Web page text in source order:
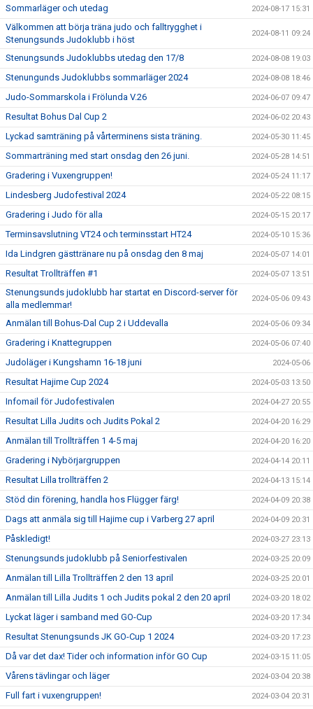
Sommarläger och utedag 2024-08-17 15:31
Välkommen att börja träna judo och falltrygghet i
Stenungsunds Judoklubb i höst
2024-08-11 09:24
Stenungsunds Judoklubbs utedag den 17/8 2024-08-08 19:03
Stenungunds Judoklubbs sommarläger 2024 2024-08-08 18:46
Judo-Sommarskola i Frölunda V.26 2024-06-07 09:47
Resultat Bohus Dal Cup 2 2024-06-02 20:43
Lyckad samträning på vårterminens sista träning. 2024-05-30 11:45
Sommarträning med start onsdag den 26 juni. 2024-05-28 14:51
Gradering i Vuxengruppen! 2024-05-24 11:17
Lindesberg Judofestival 2024 2024-05-22 08:15
Gradering i Judo för alla 2024-05-15 20:17
Terminsavslutning VT24 och terminsstart HT24 2024-05-10 15:36
Ida Lindgren gästtränare nu på onsdag den 8 maj 2024-05-07 14:01
Resultat Trollträffen #1 2024-05-07 13:51
Stenungsunds judoklubb har startat en Discord-server för
alla medlemmar!
2024-05-06 09:43
Anmälan till Bohus-Dal Cup 2 i Uddevalla 2024-05-06 09:34
Gradering i Knattegruppen 2024-05-06 07:40
Judoläger i Kungshamn 16-18 juni 2024-05-06
Resultat Hajime Cup 2024 2024-05-03 13:50
Infomail för Judofestivalen 2024-04-27 20:55
Resultat Lilla Judits och Judits Pokal 2 2024-04-20 16:29
Anmälan till Trollträffen 1 4-5 maj 2024-04-20 16:20
Gradering i Nybörjargruppen 2024-04-14 20:11
Resultat Lilla trollträffen 2 2024-04-13 15:14
Stöd din förening, handla hos Flügger färg! 2024-04-09 20:38
Dags att anmäla sig till Hajime cup i Varberg 27 april 2024-04-09 20:31
Påskledigt! 2024-03-27 23:13
Stenungsunds judoklubb på Seniorfestivalen 2024-03-25 20:09
Anmälan till Lilla Trollträffen 2 den 13 april 2024-03-25 20:01
Anmälan till Lilla Judits 1 och Judits pokal 2 den 20 april 2024-03-20 18:02
Lyckat läger i samband med GO-Cup 2024-03-20 17:34
Resultat Stenungsunds JK GO-Cup 1 2024 2024-03-20 17:23
Då var det dax! Tider och information inför GO Cup 2024-03-15 11:05
Vårens tävlingar och läger 2024-03-04 20:38
Full fart i vuxengruppen! 2024-03-04 20:31